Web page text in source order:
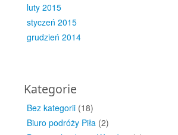
luty 2015
styczeń 2015
grudzień 2014
Kategorie
Bez kategorii (18)
Biuro podróży Piła (2)